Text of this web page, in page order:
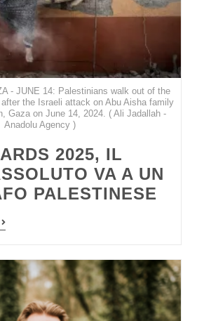
- JUNE 14: Palestinians walk out of the
the Israeli attack on Abu Aisha family
Gaza on June 14, 2024. ( Ali Jadallah -
Anadolu Agency )
2025, IL
VA A UN
PALESTINESE